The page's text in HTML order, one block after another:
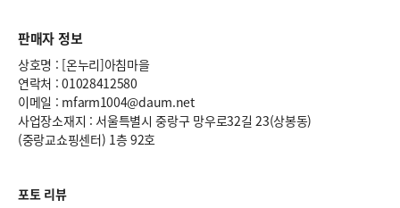
판매자 정보
상호명 : [온누리]아침마을
연락처 : 01028412580
이메일 : mfarm1004@daum.net
사업장소재지 : 서울특별시 중랑구 망우로32길 23(상봉동)
(중랑교쇼핑센터) 1층 92호
포토 리뷰